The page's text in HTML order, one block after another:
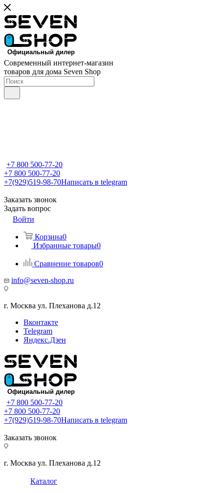
Современный интернет-магазин
товаров для дома Seven Shop
+7 800 500-77-20
+7 800 500-77-20
+7(929)519-98-70Написать в telegram
Заказать звонок
Задать вопрос
Войти
Корзина0
Избранные товары0
Сравнение товаров0
info@seven-shop.ru
г. Москва ул. Плеханова д.12
Вконтакте
Telegram
Яндекс.Дзен
+7 800 500-77-20
+7 800 500-77-20
+7(929)519-98-70Написать в telegram
Заказать звонок
г. Москва ул. Плеханова д.12
Каталог